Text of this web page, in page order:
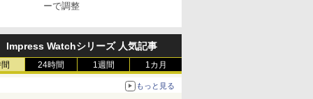
ーで調整
Impress Watchシリーズ 人気記事
24時間 1週間 1カ月
もっと見る